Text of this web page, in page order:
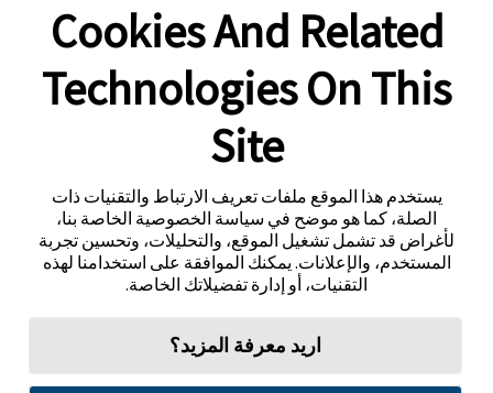
Cookies And Related
Technologies On This
Site
يستخدم هذا الموقع ملفات تعريف الارتباط والتقنيات ذات
الصلة، كما هو موضح في سياسة الخصوصية الخاصة بنا،
لأغراض قد تشمل تشغيل الموقع، والتحليلات، وتحسين تجربة
المستخدم، والإعلانات. يمكنك الموافقة على استخدامنا لهذه
التقنيات، أو إدارة تفضيلاتك الخاصة.
اريد معرفة المزيد؟